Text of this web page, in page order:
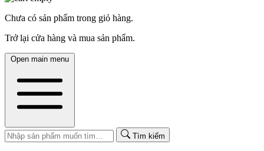
Chưa có sản phẩm trong giỏ hàng.
Trở lại cửa hàng và mua sản phẩm.
Open main menu
Tìm kiếm